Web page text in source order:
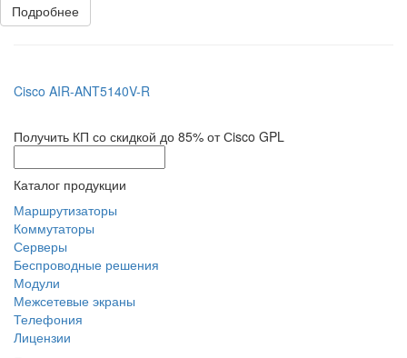
Подробнее
Cisco AIR-ANT5140V-R
Получить КП со скидкой до 85% от Сisco GPL
Каталог продукции
Маршрутизаторы
Коммутаторы
Серверы
Беспроводные решения
Модули
Межсетевые экраны
Телефония
Лицензии